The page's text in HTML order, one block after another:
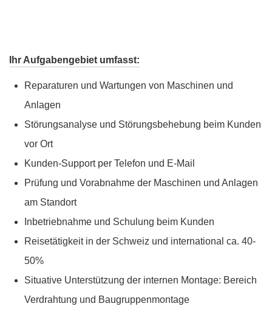
Ihr Aufgabengebiet umfasst:
Reparaturen und Wartungen von Maschinen und
Anlagen
Störungsanalyse und Störungsbehebung beim Kunden
vor Ort
Kunden-Support per Telefon und E-Mail
Prüfung und Vorabnahme der Maschinen und Anlagen
am Standort
Inbetriebnahme und Schulung beim Kunden
Reisetätigkeit in der Schweiz und international ca. 40-
50%
Situative Unterstützung der internen Montage: Bereich
Verdrahtung und Baugruppenmontage